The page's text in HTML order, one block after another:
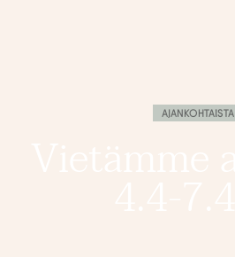
AJANKOHTAISTA